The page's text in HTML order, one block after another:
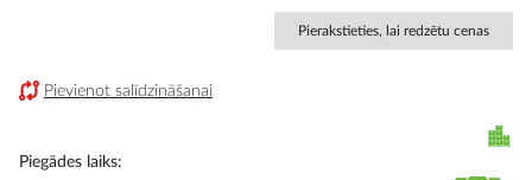
Pierakstieties, lai redzētu cenas
Pievienot salīdzināšanai
Piegādes laiks